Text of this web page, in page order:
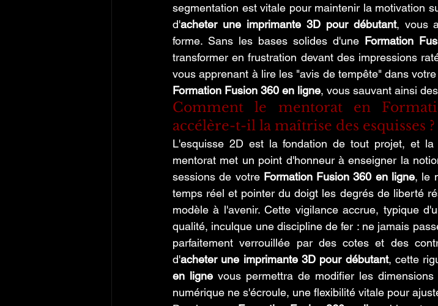
segmentation est vitale pour maintenir la motivation
d'acheter une imprimante 3D pour débutant, vous
forme. Sans les bases solides d'une Formation
transformer en frustration devant des impressions
Formation Fusion 360 en ligne, vous sauvant ainsi
Comment le mentorat en
accélère-t-il la maîtrise des esquisses ?
L'esquisse 2D est la fondation de tout projet, et la
mentorat met un point d'honneur à enseigner la
sessions de votre Formation Fusion 360 en ligne, le
temps réel et pointer du doigt les degrés de liberté
modèle à l'avenir. Cette vigilance accrue, typique
qualité, inculque une discipline de fer : ne jamais
parfaitement verrouillée par des cotes et des
d'acheter une imprimante 3D pour débutant, cette
en ligne vous permettra de modifier les
numérique ne s'écroule, une flexibilité vitale pour